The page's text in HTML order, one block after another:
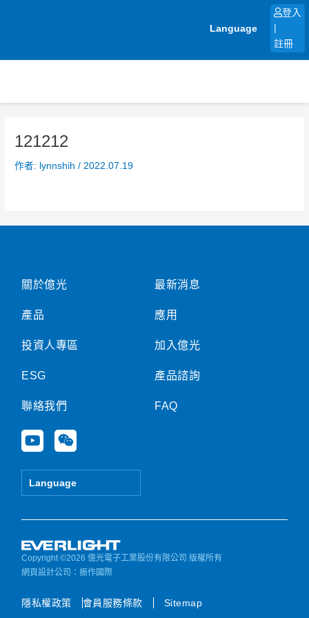
Language
登入
註冊
121212
作者: lynnshih/ 2022.07.19
關於億光
產品
投資人專區
ESG
聯絡我們
Y
o
u
e
W
e
i
Language
最新消息
應用
加入億光
產品諮詢
FAQ
Copyright ©2026 億光電子工業股份有限公司 版權所有
網頁設計公司 ：振作國際
隱私權政策 會員服務條款 Sitemap